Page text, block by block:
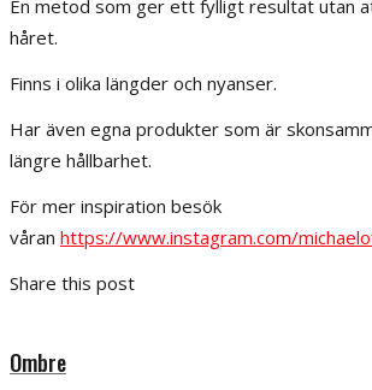
En metod som ger ett fylligt resultat utan
håret.
Finns i olika längder och nyanser.
Har även egna produkter som är
längre hållbarhet.
För mer inspiration besök
våran https://www.instagram.com/
Share this post
Ombre